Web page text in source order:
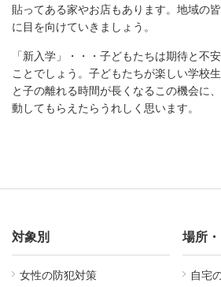
貼ってある家やお店もあります。地域の
に目を向けていきましょう。
「新入学」・・・子どもたちは期待と不
ことでしょう。子どもたちが楽しい学校
と子の離れる時間が長くなるこの機会に
動してもらえたらうれしく思います。
対象別
女性の防犯対策
場所
自宅